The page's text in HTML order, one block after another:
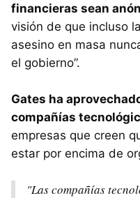
financieras sean
visión de que incluso
asesino en masa
el gobierno”.
Gates ha
compañías
empresas que creen
estar por encima de
"Las compañías